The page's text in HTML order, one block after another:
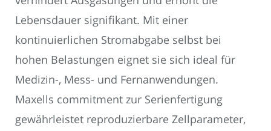
Lebensdauer signifikant. Mit einer
kontinuierlichen Stromabgabe selbst bei
hohen Belastungen eignet sie sich ideal für
Medizin-, Mess- und Fernanwendungen.
Maxells commitment zur Serienfertigung
gewährleistet reproduzierbare Zellparameter,